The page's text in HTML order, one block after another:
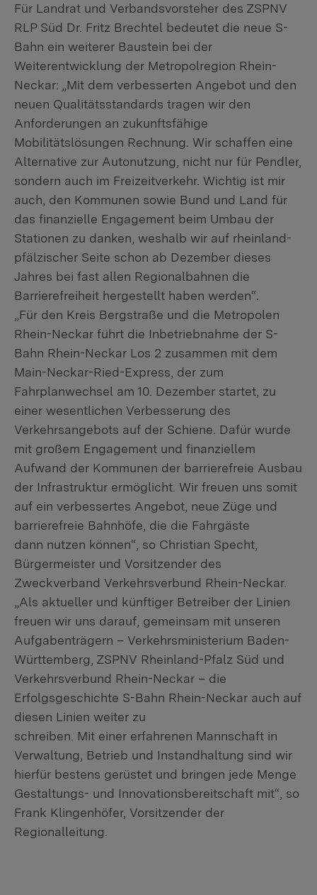
Für Landrat und Verbandsvorsteher des ZSPNV
RLP Süd Dr. Fritz Brechtel bedeutet die neue S-
Bahn ein weiterer Baustein bei der
Weiterentwicklung der Metropolregion Rhein-
Neckar: „Mit dem verbesserten Angebot und den
neuen Qualitätsstandards tragen wir den
Anforderungen an zukunftsfähige
Mobilitätslösungen Rechnung. Wir schaffen eine
Alternative zur Autonutzung, nicht nur für Pendler,
sondern auch im Freizeitverkehr. Wichtig ist mir
auch, den Kommunen sowie Bund und Land für
das finanzielle Engagement beim Umbau der
Stationen zu danken, weshalb wir auf rheinland-
pfälzischer Seite schon ab Dezember dieses
Jahres bei fast allen Regionalbahnen die
Barrierefreiheit hergestellt haben werden“.
„Für den Kreis Bergstraße und die Metropolen
Rhein-Neckar führt die Inbetriebnahme der S-
Bahn Rhein-Neckar Los 2 zusammen mit dem
Main-Neckar-Ried-Express, der zum
Fahrplanwechsel am 10. Dezember startet, zu
einer wesentlichen Verbesserung des
Verkehrsangebots auf der Schiene. Dafür wurde
mit großem Engagement und finanziellem
Aufwand der Kommunen der barrierefreie Ausbau
der Infrastruktur ermöglicht. Wir freuen uns somit
auf ein verbessertes Angebot, neue Züge und
barrierefreie Bahnhöfe, die die Fahrgäste
dann nutzen können“, so Christian Specht,
Bürgermeister und Vorsitzender des
Zweckverband Verkehrsverbund Rhein-Neckar.
„Als aktueller und künftiger Betreiber der Linien
freuen wir uns darauf, gemeinsam mit unseren
Aufgabenträgern – Verkehrsministerium Baden-
Württemberg, ZSPNV Rheinland-Pfalz Süd und
Verkehrsverbund Rhein-Neckar – die
Erfolgsgeschichte S-Bahn Rhein-Neckar auch auf
diesen Linien weiter zu
schreiben. Mit einer erfahrenen Mannschaft in
Verwaltung, Betrieb und Instandhaltung sind wir
hierfür bestens gerüstet und bringen jede Menge
Gestaltungs- und Innovationsbereitschaft mit“, so
Frank Klingenhöfer, Vorsitzender der
Regionalleitung.